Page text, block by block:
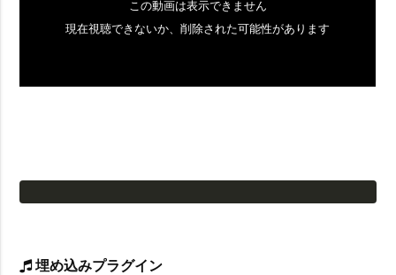
埋め込みプラグイン